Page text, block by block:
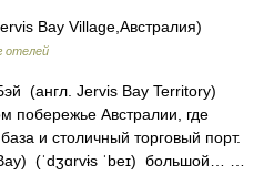
Bay Village,Австралия)
отелей
(англ. Jervis Bay Territory)
побережье Австралии, где
и столичный торговый порт.
(ˈdʒɑrvɨs ˈbeɪ) большой… …